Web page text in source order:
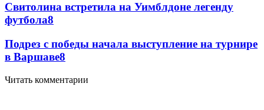
Свитолина встретила на Уимблдоне легенду
футбола8
Подрез с победы начала выступление на турнире
в Варшаве8
Читать комментарии